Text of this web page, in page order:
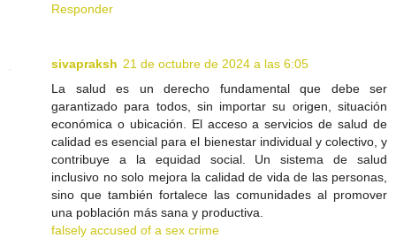
Responder
sivapraksh 21 de octubre de 2024 a las 6:05
La salud es un derecho fundamental que debe ser
garantizado para todos, sin importar su origen, situación
económica o ubicación. El acceso a servicios de salud de
calidad es esencial para el bienestar individual y colectivo, y
contribuye a la equidad social. Un sistema de salud
inclusivo no solo mejora la calidad de vida de las personas,
sino que también fortalece las comunidades al promover
una población más sana y productiva.
falsely accused of a sex crime